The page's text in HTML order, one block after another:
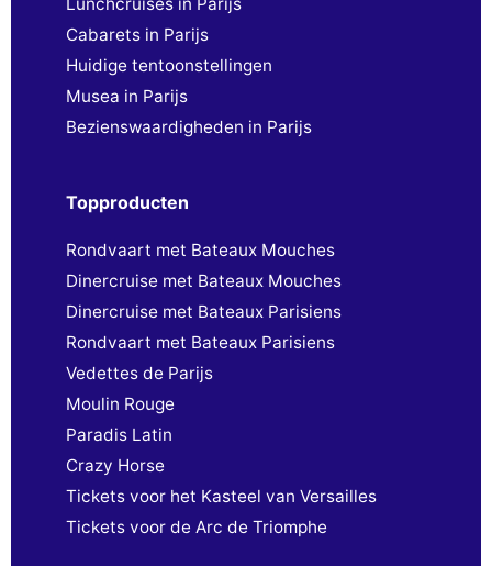
Cabarets in Parijs
Huidige tentoonstellingen
Musea in Parijs
Bezienswaardigheden in Parijs
Topproducten
Rondvaart met Bateaux Mouches
Dinercruise met Bateaux Mouches
Dinercruise met Bateaux Parisiens
Rondvaart met Bateaux Parisiens
Vedettes de Parijs
Moulin Rouge
Paradis Latin
Crazy Horse
Tickets voor het Kasteel van Versailles
Tickets voor de Arc de Triomphe